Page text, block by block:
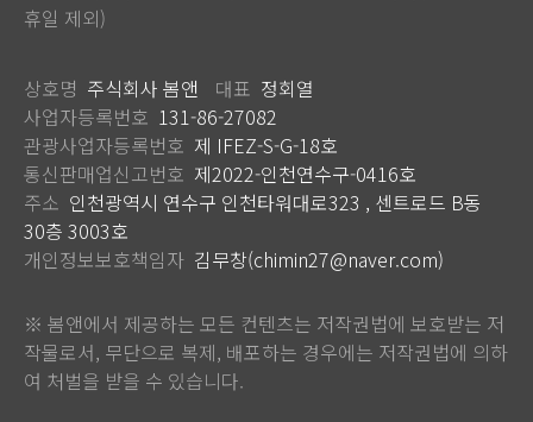
휴일 제외)
상호명 주식회사 봄앤 대표 정회열
사업자등록번호 131-86-27082
관광사업자등록번호 제 IFEZ-S-G-18호
통신판매업신고번호 제2022-인천연수구-0416호
주소 인천광역시 연수구 인천타워대로323 , 센트로드 B동
30층 3003호
개인정보보호책임자 김무창(chimin27@naver.com)
※ 봄앤에서 제공하는 모든 컨텐츠는 저작권법에 보호받는 저
작물로서, 무단으로 복제, 배포하는 경우에는 저작권법에 의하
여 처벌을 받을 수 있습니다.